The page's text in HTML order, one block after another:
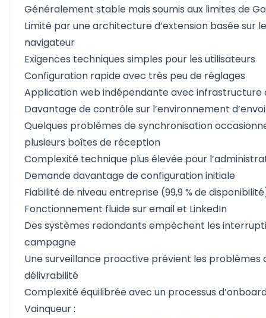
Généralement stable mais soumis aux limites de
Limité par une architecture d’extension basée sur le
navigateur
Exigences techniques simples pour les utilisateurs
Configuration rapide avec très peu de réglages
Application web indépendante avec infrastructure
Davantage de contrôle sur l’environnement d’envoi
Quelques problèmes de synchronisation
plusieurs boîtes de réception
Complexité technique plus élevée pour
Demande davantage de configuration initiale
Fiabilité de niveau entreprise (99,9 % de
Fonctionnement fluide sur email et LinkedIn
Des systèmes redondants empêchent les
campagne
Une surveillance proactive prévient les problèmes
délivrabilité
Complexité équilibrée avec un processus
Vainqueur :